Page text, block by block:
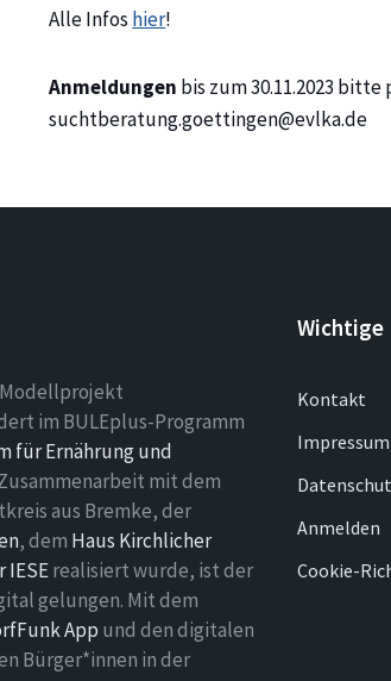
Alle Infos hier!
Anmeldungen bis zum 30.11.2023
suchtberatung.goettingen@evlka.de
Modellprojekt
im BULEplus-Programm
für Ernährung und
mit dem
aus Bremke, der
, dem Haus Kirchlicher
IESErealisiert wurde, ist der
gelungen. Mit dem
App und den digitalen
Bürger*innen in der
Wichtige
Kontakt
Impressum
Anmelden
Cookie-